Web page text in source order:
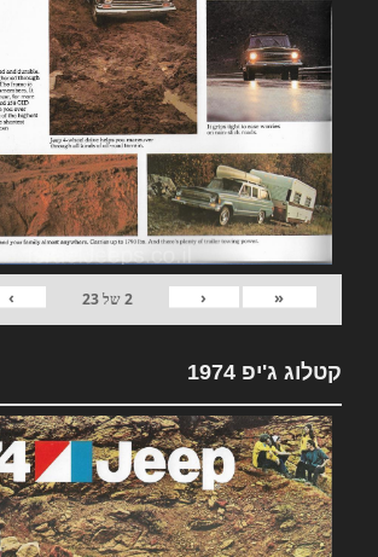
«
‹
2של23
›
קטלוג ג'יפ 1974